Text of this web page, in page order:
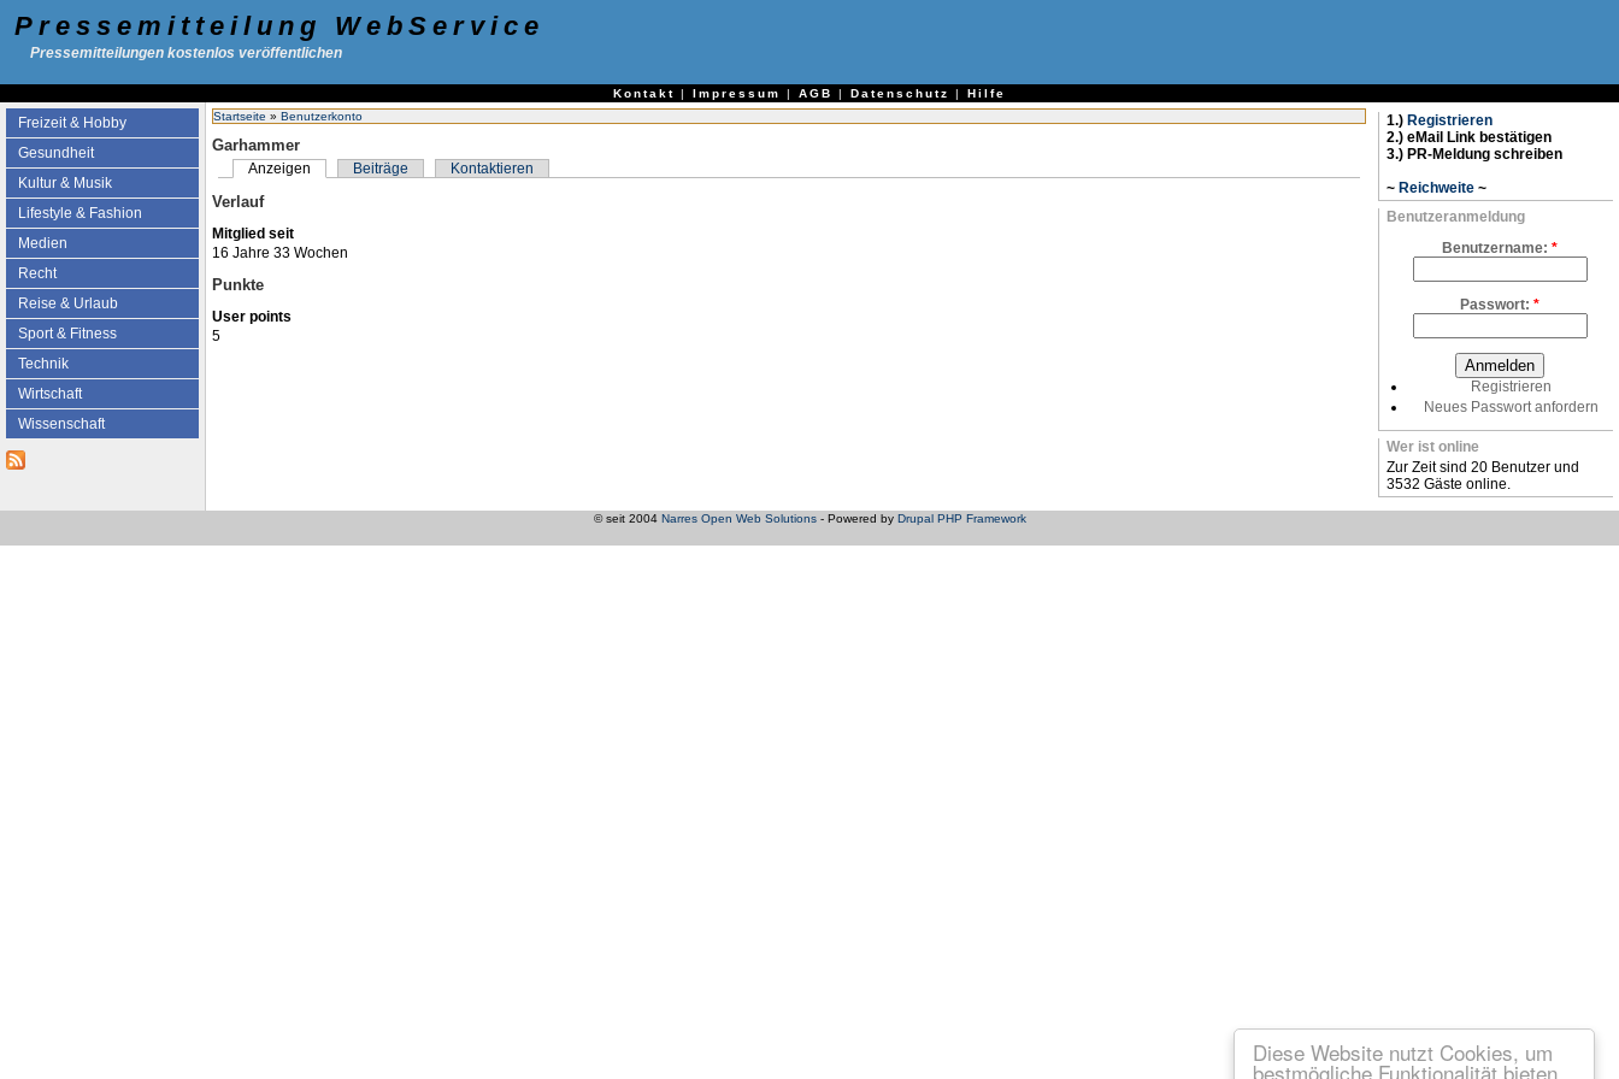
Diese Website nutzt Cookies, um
bestmögliche Funktionalität bieten
Pressemitteilung WebService
Pressemitteilungen kostenlos veröffentlichen
Kontakt | Impressum | AGB | Datenschutz | Hilfe
Freizeit & Hobby
Gesundheit
Kultur & Musik
Lifestyle & Fashion
Medien
Recht
Reise & Urlaub
Sport & Fitness
Technik
Wirtschaft
Wissenschaft
Startseite » Benutzerkonto
Garhammer
Anzeigen Beiträge Kontaktieren
Verlauf
Mitglied seit
16 Jahre 33 Wochen
Punkte
User points
5
1.) Registrieren
2.) eMail Link bestätigen
3.) PR-Meldung schreiben
~ Reichweite ~
Benutzeranmeldung
Benutzername: *
Passwort: *
Registrieren
Neues Passwort anfordern
Wer ist online
Zur Zeit sind 20 Benutzer und
3532 Gäste online.
© seit 2004 Narres Open Web Solutions- Powered by Drupal PHP Framework